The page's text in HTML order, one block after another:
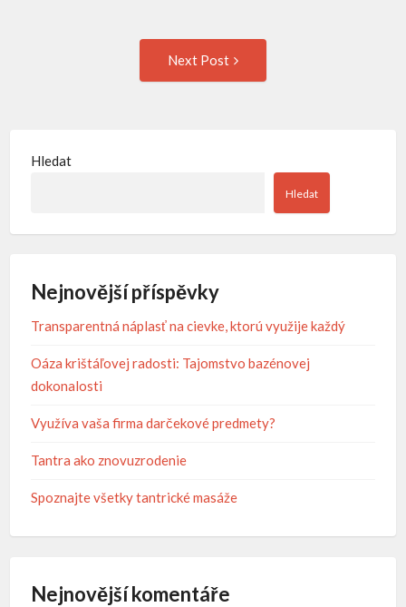
Next Post
Hledat
Hledat
Nejnovější příspěvky
Transparentná náplasť na cievke, ktorú využije každý
Oáza krištáľovej radosti: Tajomstvo bazénovej
dokonalosti
Využíva vaša firma darčekové predmety?
Tantra ako znovuzrodenie
Spoznajte všetky tantrické masáže
Nejnovější komentáře